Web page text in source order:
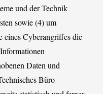
und der Technik
sowie (4) um
eines Cyberangriffes die
Daten und
Büro